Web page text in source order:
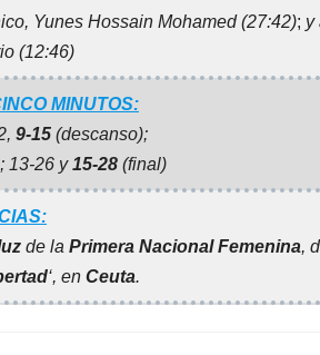
Yunes Hossain Mohamed (27:42); y
(12:46)
MINUTOS:
9-15 (descanso);
; 13-26 y15-28 (final)
de la Primera Nacional Femenina,
‘, en Ceuta.